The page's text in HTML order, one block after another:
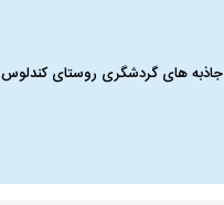
جاذبه های گردشگری روستای کندلوس